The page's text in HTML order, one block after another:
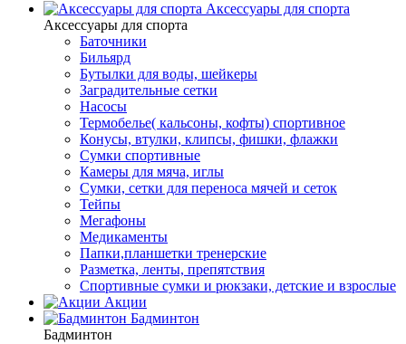
Аксессуары для спорта
Аксессуары для спорта
Баточники
Бильярд
Бутылки для воды, шейкеры
Заградительные сетки
Насосы
Термобелье( кальсоны, кофты) спортивное
Конусы, втулки, клипсы, фишки, флажки
Сумки спортивные
Камеры для мяча, иглы
Сумки, сетки для переноса мячей и сеток
Тейпы
Мегафоны
Медикаменты
Папки,планшетки тренерские
Разметка, ленты, препятствия
Спортивные сумки и рюкзаки, детские и взрослые
Акции
Бадминтон
Бадминтон